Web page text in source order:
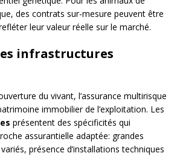
des contrats sur-mesure peuvent être
leur valeur réelle sur le marché.
infrastructures
du vivant, l’assurance multirisque
immobilier de l’exploitation. Les
présentent des spécificités qui
assurantielle adaptée: grandes
présence d’installations techniques